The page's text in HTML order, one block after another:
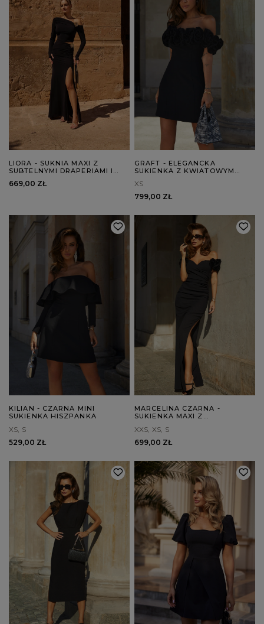
LIORA - SUKNIA MAXI Z
SUBTELNYMI DRAPERIAMI I
669,00 ZŁ
GRAFT - ELEGANCKA
SUKIENKA Z KWIATOWYM
XS
799,00 ZŁ
KILIAN - CZARNA MINI
SUKIENKA HISZPANKA
XS S
529,00 ZŁ
MARCELINA CZARNA -
SUKIENKA MAXI Z
XXS XS S
699,00 ZŁ